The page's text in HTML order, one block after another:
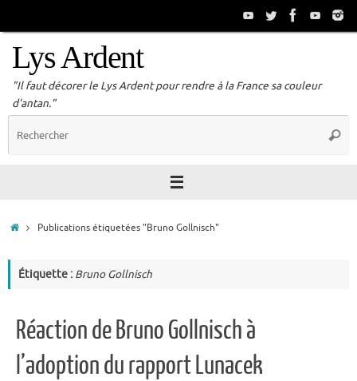
Lys Ardent
"Il faut décorer le Lys Ardent pour rendre à la France sa couleur
d'antan."
AccueilPublications étiquetées "Bruno Gollnisch"
Étiquette : Bruno Gollnisch
Réaction de Bruno Gollnisch à
l’adoption du rapport Lunacek